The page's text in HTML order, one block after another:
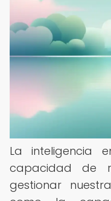
La inteligencia
capacidad de
gestionar